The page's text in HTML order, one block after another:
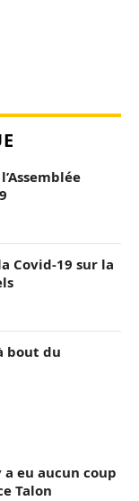
Covid-19 sur la
bout du
a eu aucun coup
Talon